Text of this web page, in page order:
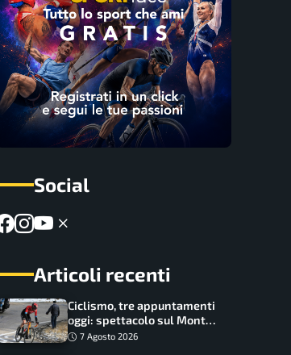
Social
Articoli recenti
Ciclismo, tre appuntamenti
oggi: spettacolo sul Mont
Ventoux, orari e come
7 Agosto 2026